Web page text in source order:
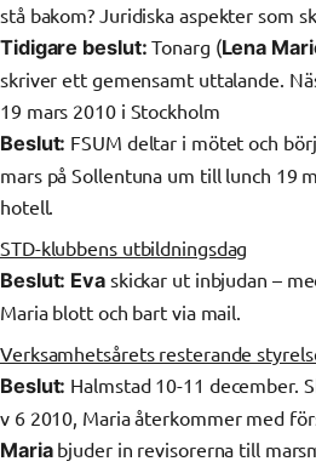
stå bakom? Juridiska aspekter som
Tidigare beslut: Tonarg (Lena
skriver ett gemensamt uttalande.
19 mars 2010 i Stockholm
Beslut: FSUM deltar i mötet och
mars på Sollentuna um till lunch 19
hotell.
STD-klubbens utbildningsdag
Beslut: Evaskickar ut inbjudan –
Maria blott och bart via mail.
Verksamhetsårets resterande
Beslut: Halmstad 10-11 december.
v 6 2010, Maria återkommer med
Mariabjuder in revisorerna till